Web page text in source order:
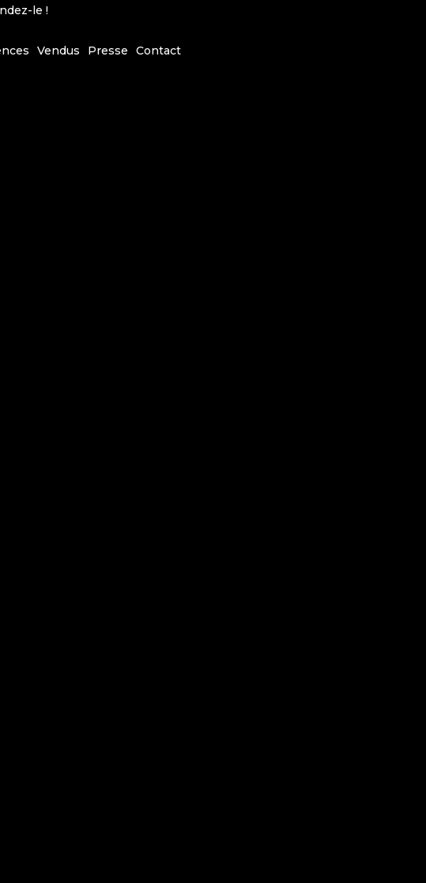
le !
Vendus Presse Contact